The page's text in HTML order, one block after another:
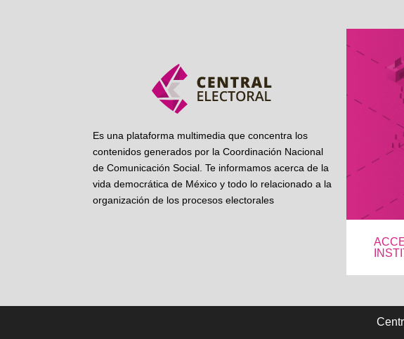
Es una plataforma multimedia que concentra los
contenidos generados por la Coordinación Nacional
de Comunicación Social. Te informamos acerca de la
vida democrática de México y todo lo relacionado a la
organización de los procesos electorales